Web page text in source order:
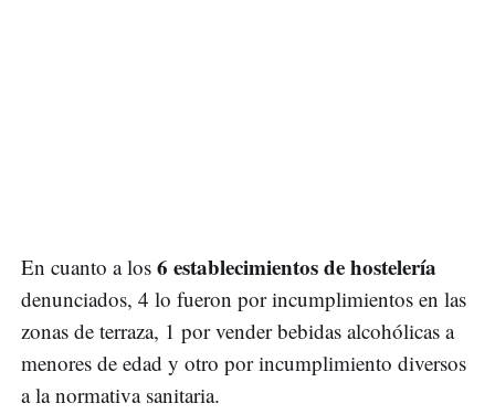
En cuanto a los 6 establecimientos de hostelería
denunciados, 4 lo fueron por incumplimientos en las
zonas de terraza, 1 por vender bebidas alcohólicas a
menores de edad y otro por incumplimiento diversos
a la normativa sanitaria.